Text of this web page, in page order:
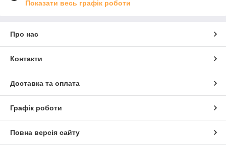
Показати весь графік роботи
Про нас
Контакти
Доставка та оплата
Графік роботи
Повна версія сайту